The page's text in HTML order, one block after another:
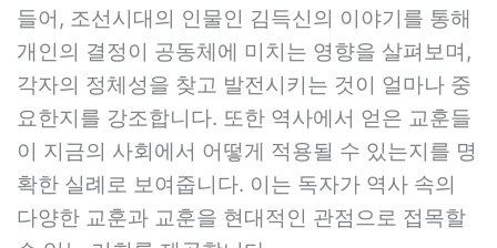
들어, 조선시대의 인물인 김득신의 이야기를 통해
개인의 결정이 공동체에 미치는 영향을 살펴보며,
각자의 정체성을 찾고 발전시키는 것이 얼마나 중
요한지를 강조합니다. 또한 역사에서 얻은 교훈들
이 지금의 사회에서 어떻게 적용될 수 있는지를 명
확한 실례로 보여줍니다. 이는 독자가 역사 속의
다양한 교훈과 교훈을 현대적인 관점으로 접목할